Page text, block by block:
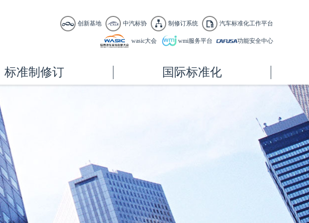
创新基地 中汽标协 制修订系统 汽车标准化工作平台
wasic大会 wmi服务平台 功能安全中心
标准制修订 国际标准化